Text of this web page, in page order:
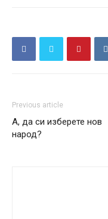
Previous article
А, да си изберете нов
народ?